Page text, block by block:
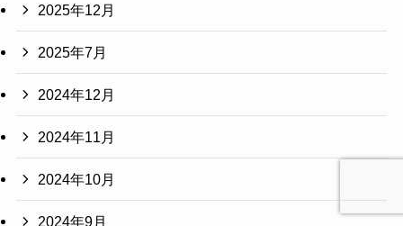
2025年12月
2025年7月
2024年12月
2024年11月
2024年10月
2024年9月